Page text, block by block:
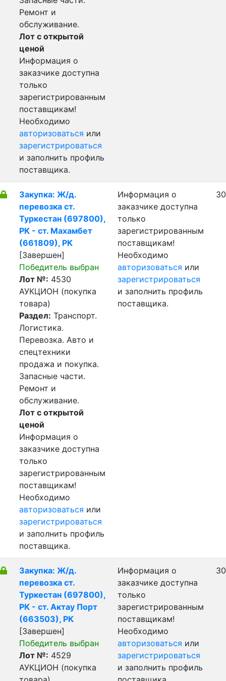
Ремонт и
обслуживание.
Лот с открытой
ценой
Информация о
заказчике доступна
только
зарегистрированным
поставщикам!
Необходимо
авторизоваться или
зарегистрироваться
и заполнить профиль
поставщика.
Закупка: Ж/д.
перевозка ст.
Туркестан (697800),
РК - ст. Махамбет
(661809), РК
[Завершен]
Победитель выбран
Лот №: 4530
АУКЦИОН (покупка
товара)
Раздел: Транспорт.
Логистика.
Перевозка. Авто и
спецтехники
продажа и покупка.
Запасные части.
Ремонт и
обслуживание.
Лот с открытой
ценой
Информация о
заказчике доступна
только
зарегистрированным
поставщикам!
Необходимо
авторизоваться или
зарегистрироваться
и заполнить профиль
поставщика.
Информация о
заказчике доступна
только
зарегистрированным
поставщикам!
Необходимо
авторизоваться или
зарегистрироваться
и заполнить профиль
поставщика.
Закупка: Ж/д.
перевозка ст.
Туркестан (697800),
РК - ст. Актау Порт
(663503), РК
[Завершен]
Победитель выбран
Лот №: 4529
АУКЦИОН (покупка
Информация о
заказчике доступна
только
зарегистрированным
поставщикам!
Необходимо
авторизоваться или
зарегистрироваться
и заполнить профиль